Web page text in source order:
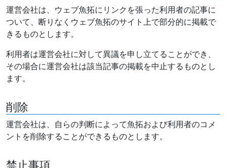
運営会社は、ウェブ魚拓にリンクを張った利用者の記事に
ついて、断りなくウェブ魚拓のサイト上で部分的に掲載で
きるものとします。
利用者は運営会社に対して異議を申し立てることができ、
その場合に運営会社は該当記事の掲載を中止するものとし
ます。
削除
運営会社は、自らの判断によって魚拓および利用者のコメ
ントを削除することができるものとします。
禁止事項